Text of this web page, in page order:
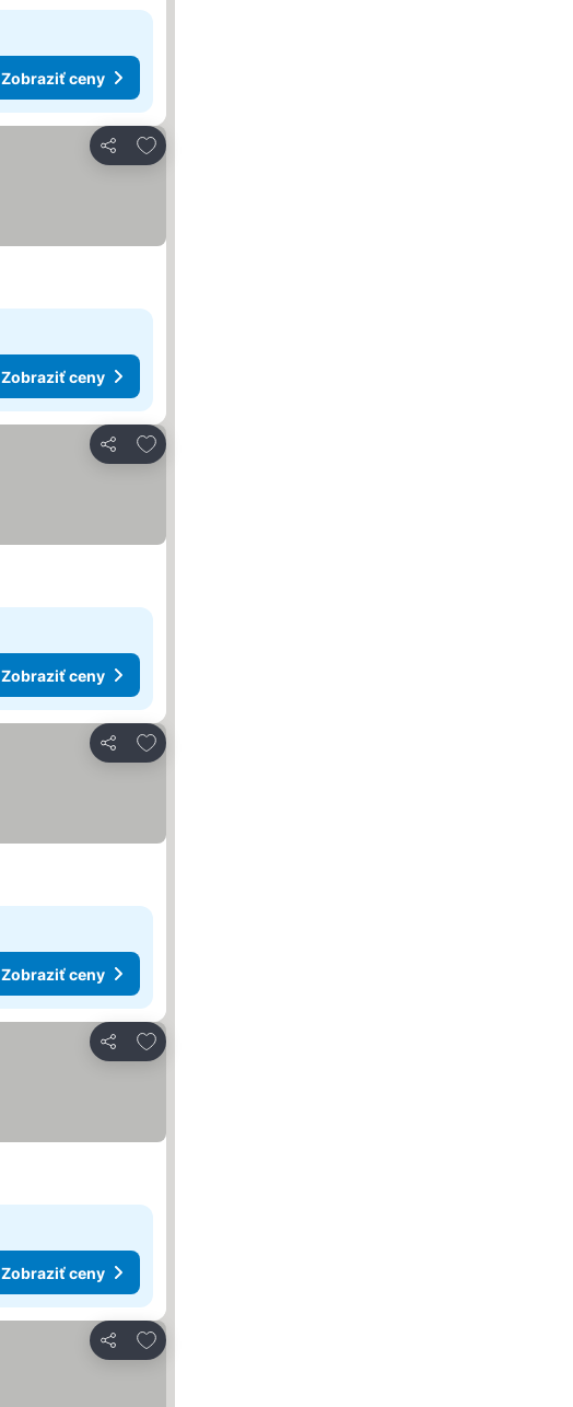
Zobraziť ceny
Zdieľať
Pridať do obľúbených
Zobraziť ceny
Zdieľať
Pridať do obľúbených
Zobraziť ceny
Zdieľať
Pridať do obľúbených
Zobraziť ceny
Zdieľať
Pridať do obľúbených
Zobraziť ceny
Zdieľať
Pridať do obľúbených